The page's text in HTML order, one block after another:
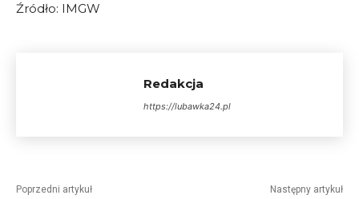
Źródło: IMGW
Redakcja
https://lubawka24.pl
Poprzedni artykuł Następny artykuł